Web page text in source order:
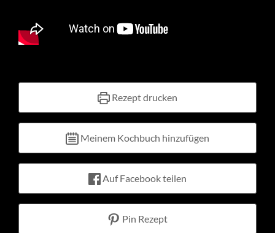
Rezept drucken
Meinem Kochbuch hinzufügen
Auf Facebook teilen
Pin Rezept